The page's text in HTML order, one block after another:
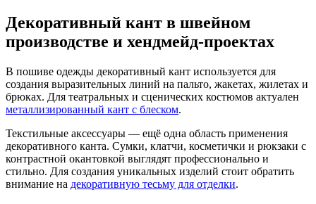
Декоративный кант в швейном
производстве и хендмейд-проектах
В пошиве одежды декоративный кант используется для
создания выразительных линий на пальто, жакетах, жилетах и
брюках. Для театральных и сценических костюмов актуален
металлизированный кант с блеском.
Текстильные аксессуары — ещё одна область применения
декоративного канта. Сумки, клатчи, косметички и рюкзаки с
контрастной окантовкой выглядят профессионально и
стильно. Для создания уникальных изделий стоит обратить
внимание на декоративную тесьму для отделки.